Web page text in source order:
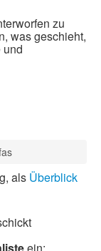
zu
was geschieht,
und
als Überblick
ein: